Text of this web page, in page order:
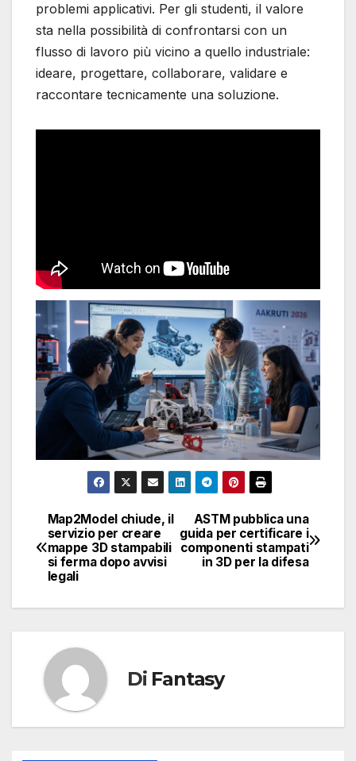
problemi applicativi. Per gli studenti, il valore
sta nella possibilità di confrontarsi con un
flusso di lavoro più vicino a quello industriale:
ideare, progettare, collaborare, validare e
raccontare tecnicamente una soluzione.
Navigazione
articoli
ASTM pubblica una
guida per certificare i
componenti stampati
in 3D per la difesa
Map2Model chiude, il
servizio per creare
mappe 3D stampabili
si ferma dopo avvisi
legali
Di Fantasy